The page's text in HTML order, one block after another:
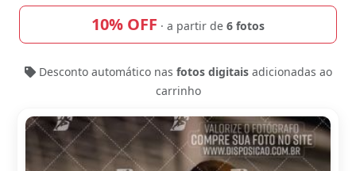
10% OFF · a partir de 6 fotos
Desconto automático nas fotos digitaisadicionadas ao
carrinho